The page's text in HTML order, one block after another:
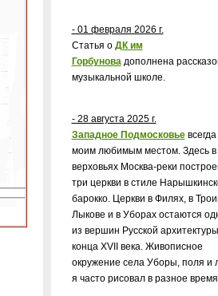
- 01 февраля 2026 г.
Статья о ДК им
Горбунова дополнена
музыкальной школе.
- 28 августа 2025 г.
Западное Подмосковье
моим любимым местом. Здесь в
верховьях Москва-реки
три церкви в стиле
барокко. Церкви в Филях, в
Лыкове и в Уборах остаются
из вершин Русской архитектуры
конца XVIIвека. Живописное
окружение села Уборы, поля и
я часто рисовал в разное